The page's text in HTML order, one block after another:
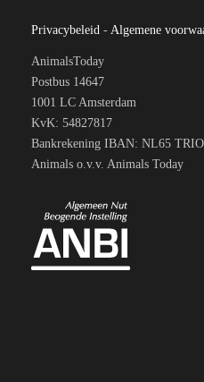
Privacybeleid - Algemene
AnimalsToday
Postbus 14647
1001 LC Amsterdam
KvK: 54827817
Bankrekening IBAN: NL65
Animals o.v.v. Animals Today